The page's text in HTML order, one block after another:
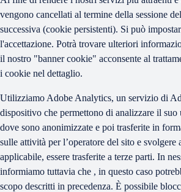
vengono cancellati al termine della sessione
successiva (cookie persistenti). Si può
l'accettazione. Potrà trovare ulteriori
il nostro "banner cookie" acconsente al
i cookie nel dettaglio.
Utilizziamo Adobe Analytics, un servizio di
dispositivo che permettono di analizzare il
dove sono anonimizzate e poi trasferite in
sulle attività per l’operatore del sito e
applicabile, essere trasferite a terze parti. In
informiamo tuttavia che , in questo caso
scopo descritti in precedenza. È possibile